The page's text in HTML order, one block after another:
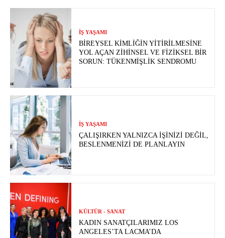
İŞ YAŞAMI
BIREYSEL KIMLIĞIN YITIRILMESINE
YOL AÇAN ZIHINSEL VE FIZIKSEL BIR
SORUN: TÜKENMIŞLIK SENDROMU
İŞ YAŞAMI
ÇALIŞIRKEN YALNIZCA İŞINIZI DEĞIL,
BESLENMENIZI DE PLANLAYIN
KÜLTÜR - SANAT
KADIN SANATÇILARIMIZ LOS
ANGELES’TA LACMA’DA